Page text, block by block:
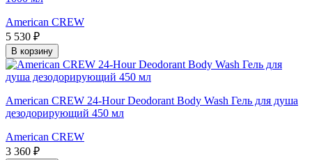
American CREW
5 530 ₽
В корзину
American CREW 24-Hour Deodorant Body Wash Гель для душа
дезодорирующий 450 мл
American CREW
3 360 ₽